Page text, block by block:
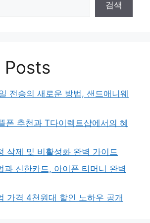
검색
Posts
전송의 새로운 방법, 샌드애니웨
폰 추천과 T다이렉트샵에서의 혜
삭제 및 비활성화 완벽 가이드
과 신한카드, 아이폰 티머니 완벽
가격 4천원대 할인 노하우 공개